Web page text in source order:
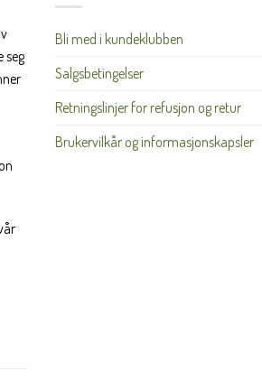
seg
Bli med i kundeklubben
Salgsbetingelser
Retningslinjer for refusjon og retur
Brukervilkår og informasjonskapsler